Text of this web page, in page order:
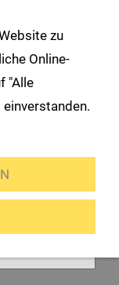
an.
zu
Online-
"Alle